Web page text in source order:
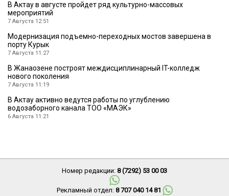
В Актау в августе пройдет ряд культурно-массовых
мероприятий
7 Августа 12:51
Модернизация подъемно-переходных мостов завершена в
порту Курык
7 Августа 11:27
В Жанаозене построят междисциплинарный IT-колледж
нового поколения
7 Августа 11:19
В Актау активно ведутся работы по углублению
водозаборного канала ТОО «МАЭК»
6 Августа 11:21
Номер редакции: 8 (7292) 53 00 03
Рекламный отдел: 8 707 040 14 81